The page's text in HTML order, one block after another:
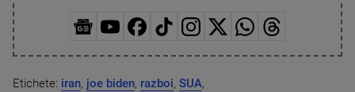
Etichete: iran, joe biden, razboi, SUA,